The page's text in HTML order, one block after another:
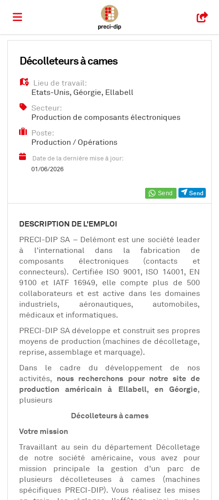
Emplois
Déposez
EN
FR
IT
ES
PT
Send
Décolleteurs à cames
Lieu de travail:
Etats-Unis, Géorgie, Ellabell
Secteur:
Production de composants électroniques
Poste:
Production / Opérations
Date de la dernière mise à jour:
01/06/2026
DESCRIPTION DE L'EMPLOI
PRECI-DIP SA – Delémont est une société leader
à l'international dans la fabrication de
composants électroniques (contacts et
connecteurs). Certifiée ISO 9001, ISO 14001, EN
9100 et IATF 16949, elle compte plus de 500
collaborateurs et est active dans les domaines
industriels, aéronautiques, automobiles,
médicaux et informatiques.
PRECI-DIP SA développe et construit ses propres
moyens de production (machines de décolletage,
reprise, assemblage et marquage).
Dans le cadre du développement de nos
activités, nous recherchons pour notre site de
production américain à Ellabell, en Géorgie,
plusieurs
Décolleteurs à cames
Votre mission
Travaillant au sein du département Décolletage
de notre société américaine, vous avez pour
mission principale la gestion d'un parc de
plusieurs décolleteuses à cames (machines
spécifiques PRECI-DIP). Vous réalisez les mises